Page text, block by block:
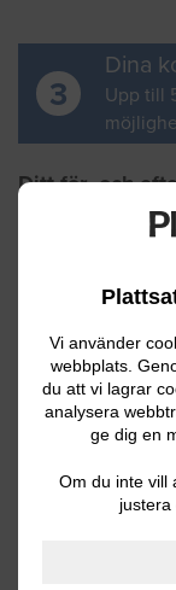
Vi använder
webbplats.
du att vi lagrar
analysera
ge dig en
Om du inte vill
justera
3
Dina
Upp till
Ditt för- och
Din e-
Ditt
använder